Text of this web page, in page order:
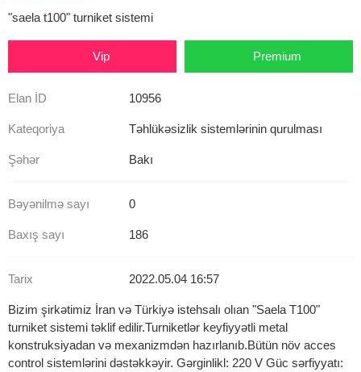
"saela t100" turniket sistemi
Vip Premium
Elan İD 10956
Kateqoriya Təhlükəsizlik sistemlərinin qurulması
Şəhər Bakı
Bəyənilmə sayı 0
Baxış sayı 186
Tarix 2022.05.04 16:57
Bizim şirkətimiz İran və Türkiyə istehsalı olıan "Saela T100"
turniket sistemi təklif edilir.Turniketlər keyfiyyətli metal
konstruksiyadan və mexanizmdən hazırlanıb.Bütün növ acces
control sistemlərini dəstəkkəyir. Gərginlikl: 220 V Güc sərfiyyatı: